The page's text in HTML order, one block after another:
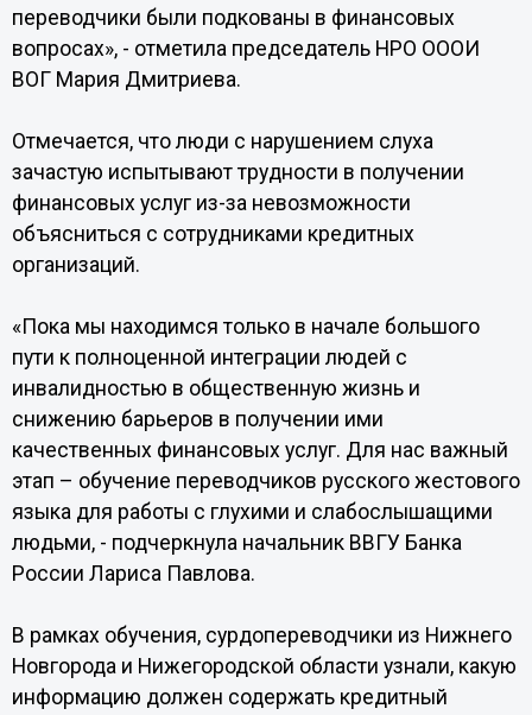
переводчики были подкованы в финансовых
вопросах», - отметила председатель НРО ОООИ
ВОГ Мария Дмитриева.
Отмечается, что люди с нарушением слуха
зачастую испытывают трудности в получении
финансовых услуг из-за невозможности
объясниться с сотрудниками кредитных
организаций.
«Пока мы находимся только в начале большого
пути к полноценной интеграции людей с
инвалидностью в общественную жизнь и
снижению барьеров в получении ими
качественных финансовых услуг. Для нас важный
этап – обучение переводчиков русского жестового
языка для работы с глухими и слабослышащими
людьми, - подчеркнула начальник ВВГУ Банка
России Лариса Павлова.
В рамках обучения, сурдопереводчики из Нижнего
Новгорода и Нижегородской области узнали, какую
информацию должен содержать кредитный